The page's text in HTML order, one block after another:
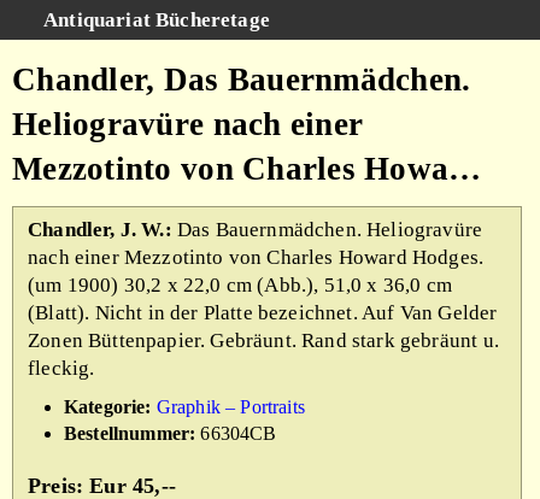
Antiquariat Bücheretage
Kategorien
Gesamtbestand
Warenkorb
AGB
Impressum
Chandler, Das Bauernmädchen.
Heliogravüre nach einer
Mezzotinto von Charles Howa…
Chandler, J. W.: Das Bauernmädchen. Heliogravüre
nach einer Mezzotinto von Charles Howard Hodges.
(um 1900) 30,2 x 22,0 cm (Abb.), 51,0 x 36,0 cm
(Blatt). Nicht in der Platte bezeichnet. Auf Van Gelder
Zonen Büttenpapier. Gebräunt. Rand stark gebräunt u.
fleckig.
Kategorie: Graphik – Portraits
Bestellnummer: 66304CB
Preis: Eur 45,--